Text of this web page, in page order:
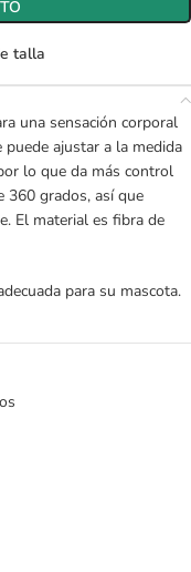
talla
una sensación corporal
ajustar a la medida
lo que da más control
360 grados, así que
El material es fibra de
para su mascota.